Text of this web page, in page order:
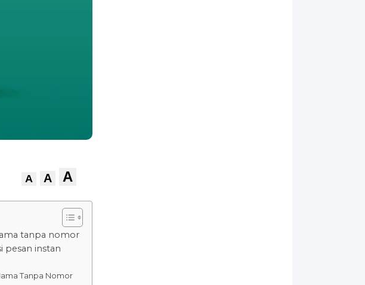
A A A
tanpa nomor
pesan instan
Tanpa Nomor